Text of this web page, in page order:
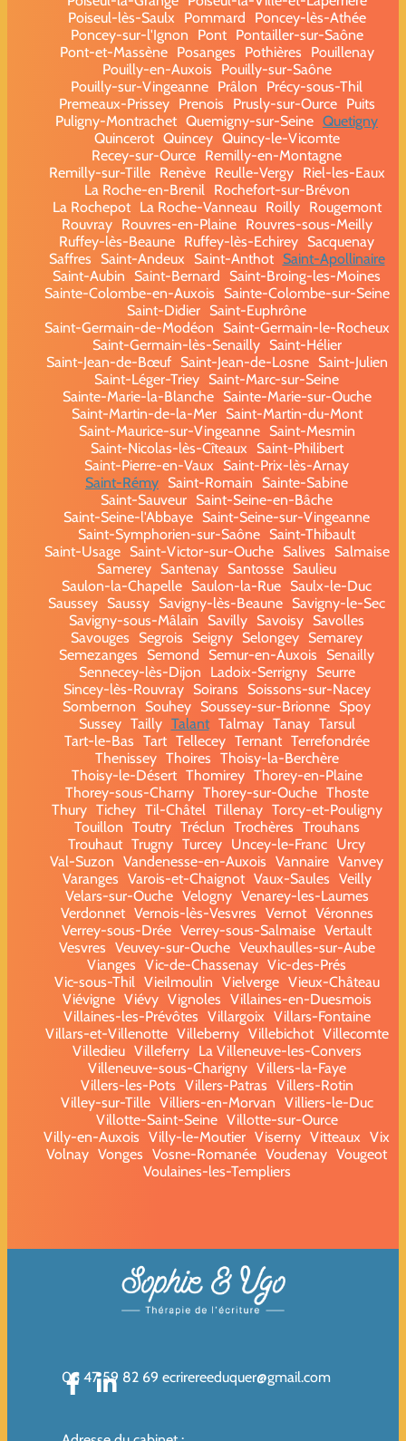
Poiseul-lès-Saulx
Pommard
Poncey-lès-Athée
Poncey-sur-l'Ignon
Pont
Pontailler-sur-Saône
Pont-et-Massène
Posanges Pothières
Pouillenay
Pouilly-en-Auxois
Pouilly-sur-Saône
Pouilly-sur-Vingeanne Prâlon
Précy-sous-Thil
Premeaux-Prissey
Prenois Prusly-sur-Ource
Puits
Puligny-Montrachet Quemigny-sur-Seine Quetigny
Quincerot Quincey Quincy-le-Vicomte
Recey-sur-Ource Remilly-en-Montagne
Remilly-sur-Tille
Renève Reulle-Vergy
Riel-les-Eaux
La Roche-en-Brenil
Rochefort-sur-Brévon
La Rochepot
La Roche-Vanneau Roilly
Rougemont
Rouvray
Rouvres-en-Plaine
Rouvres-sous-Meilly
Ruffey-lès-Beaune Ruffey-lès-Echirey Sacquenay
Saffres
Saint-Andeux Saint-Anthot
Saint-Apollinaire
Saint-Aubin
Saint-Bernard
Saint-Broing-les-Moines
Sainte-Colombe-en-Auxois
Sainte-Colombe-sur-Seine
Saint-Didier Saint-Euphrône
Saint-Germain-de-Modéon
Saint-Germain-le-Rocheux
Saint-Germain-lès-Senailly
Saint-Hélier
Saint-Jean-de-Bœuf
Saint-Jean-de-Losne
Saint-Julien
Saint-Léger-Triey Saint-Marc-sur-Seine
Sainte-Marie-la-Blanche
Sainte-Marie-sur-Ouche
Saint-Martin-de-la-Mer
Saint-Martin-du-Mont
Saint-Maurice-sur-Vingeanne
Saint-Mesmin
Saint-Nicolas-lès-Cîteaux
Saint-Philibert
Saint-Pierre-en-Vaux
Saint-Prix-lès-Arnay
Saint-Rémy Saint-Romain
Sainte-Sabine
Saint-Sauveur Saint-Seine-en-Bâche
Saint-Seine-l'Abbaye Saint-Seine-sur-Vingeanne
Saint-Symphorien-sur-Saône Saint-Thibault
Saint-Usage
Saint-Victor-sur-Ouche Salives
Salmaise
Samerey Santenay Santosse Saulieu
Saulon-la-Chapelle Saulon-la-Rue Saulx-le-Duc
Saussey Saussy Savigny-lès-Beaune Savigny-le-Sec
Savigny-sous-Mâlain
Savilly Savoisy Savolles
Savouges
Segrois Seigny Selongey Semarey
Semezanges
Semond Semur-en-Auxois
Senailly
Sennecey-lès-Dijon
Ladoix-Serrigny
Seurre
Sincey-lès-Rouvray
Soirans
Soissons-sur-Nacey
Sombernon
Souhey Soussey-sur-Brionne Spoy
Sussey Tailly Talant Talmay Tanay Tarsul
Tart-le-Bas Tart Tellecey Ternant Terrefondrée
Thenissey Thoires Thoisy-la-Berchère
Thoisy-le-Désert Thomirey Thorey-en-Plaine
Thorey-sous-Charny Thorey-sur-Ouche Thoste
Thury Tichey Til-Châtel Tillenay Torcy-et-Pouligny
Touillon Toutry Tréclun Trochères Trouhans
Trouhaut Trugny Turcey Uncey-le-Franc Urcy
Val-Suzon Vandenesse-en-Auxois Vannaire Vanvey
Varanges Varois-et-Chaignot Vaux-Saules Veilly
Velars-sur-Ouche Velogny Venarey-les-Laumes
Verdonnet Vernois-lès-Vesvres Vernot Véronnes
Verrey-sous-Drée Verrey-sous-Salmaise Vertault
Vesvres Veuvey-sur-Ouche Veuxhaulles-sur-Aube
Vianges Vic-de-Chassenay Vic-des-Prés
Vic-sous-Thil Vieilmoulin Vielverge Vieux-Château
Viévigne Viévy Vignoles Villaines-en-Duesmois
Villaines-les-Prévôtes Villargoix Villars-Fontaine
Villars-et-Villenotte Villeberny Villebichot Villecomte
Villedieu Villeferry
La Villeneuve-les-Convers
Villeneuve-sous-Charigny Villers-la-Faye
Villers-les-Pots Villers-Patras Villers-Rotin
Villey-sur-Tille Villiers-en-Morvan Villiers-le-Duc
Villotte-Saint-Seine Villotte-sur-Ource
Villy-en-Auxois Villy-le-Moutier Viserny Vitteaux Vix
Volnay Vonges Vosne-Romanée Voudenay Vougeot
Voulaines-les-Templiers
06 47 59 82 69 ecrirereeduquer@gmail.com